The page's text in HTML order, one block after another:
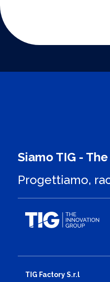
Siamo TIG -
Progettiamo,
TIG Factory S.r.l